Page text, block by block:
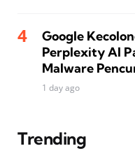
Google
Perplexity AI
Malware
1 day ago
Trending